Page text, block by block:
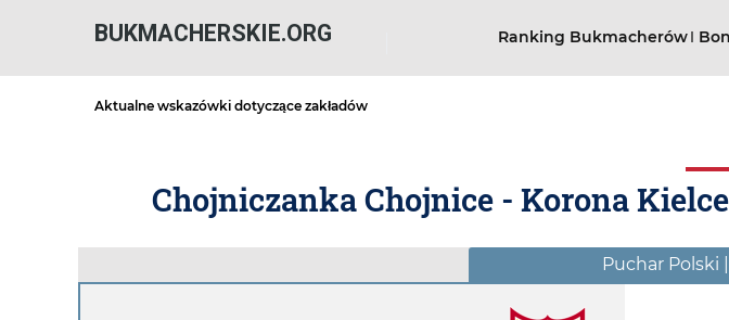
BUKMACHERSKIE.ORG Ranking Bukmacherów
Aktualne wskazówki dotyczące zakładów
Chojniczanka Chojnice - Korona
Puchar Polski